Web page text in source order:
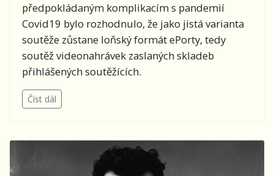
předpokládaným komplikacím s pandemií
Covid19 bylo rozhodnulo, že jako jistá varianta
soutěže zůstane loňský formát ePorty, tedy
soutěž videonahrávek zaslaných skladeb
přihlášených soutěžících.
Číst dál